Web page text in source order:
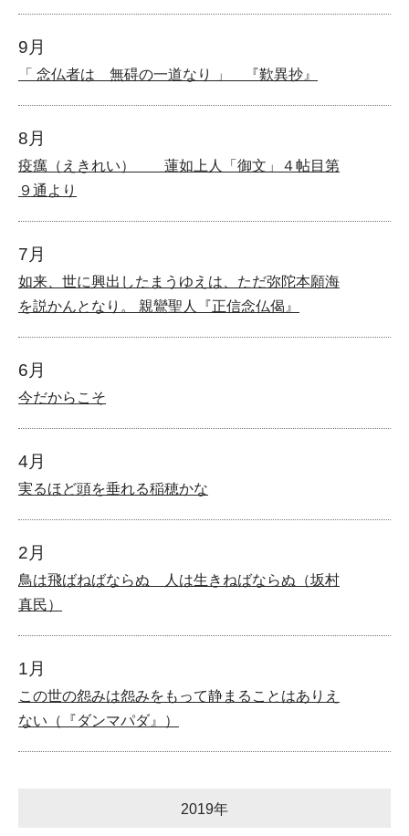
9月
「 念仏者は 無碍の一道なり 」 『歎異抄』
8月
疫癘（えきれい） 蓮如上人「御文」４帖目第
９通より
7月
如来、世に興出したまうゆえは、ただ弥陀本願海
を説かんとなり。 親鸞聖人『正信念仏偈』
6月
今だからこそ
4月
実るほど頭を垂れる稲穂かな
2月
鳥は飛ばねばならぬ 人は生きねばならぬ（坂村
真民）
1月
この世の怨みは怨みをもって静まることはありえ
ない（『ダンマパダ』）
2019年